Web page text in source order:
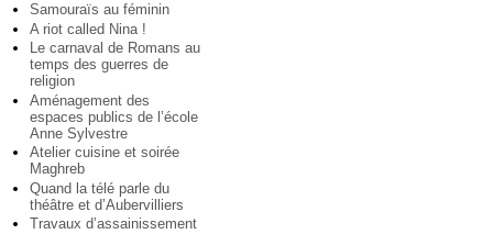
Samouraïs au féminin
A riot called Nina !
Le carnaval de Romans au
temps des guerres de
religion
Aménagement des
espaces publics de l’école
Anne Sylvestre
Atelier cuisine et soirée
Maghreb
Quand la télé parle du
théâtre et d’Aubervilliers
Travaux d’assainissement